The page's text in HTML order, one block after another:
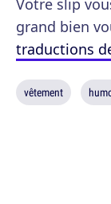
Votre slip
grand bien
traductions
vêtement